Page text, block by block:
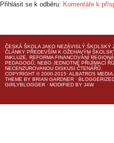
Přihlásit se k odběru: Komentáře k
ČESKÁ ŠKOLA JAKO NEZÁVISLÝ ŠKOLSKÝ
ČLÁNKY PŘEDEVŠÍM K OŽEHAVÝM
INKLUZE, REFORMA FINANCOVÁNÍ
PEDAGOGŮ, NEBO JEDNOTNÉ PŘIJÍMACÍ
NECENZUROVANOU DISKUSI ČTENÁŘŮ.
COPYRIGHT © 2000-2015· ALBATROS MEDIA
THEME BY BRIAN GARDNER ·
GIRLYBLOGGER · MODIFIED BY J4W